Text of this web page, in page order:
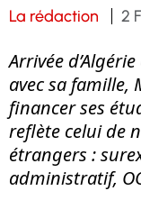
La rédaction 2
Arrivée
avec sa
financer ses
reflète celui de
étrangers :
administratif,